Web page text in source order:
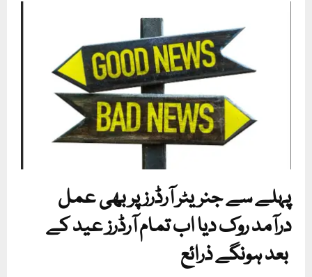
پہلے سے جنریٹر آرڈرز پر بھی عمل
درآمد روک دیا اب تمام آرڈرز عید کے